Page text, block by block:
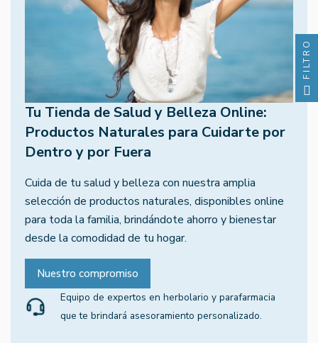
Tu Tienda de Salud y Belleza Online:
Productos Naturales para Cuidarte por
Dentro y por Fuera
Cuida de tu salud y belleza con nuestra amplia
selección de productos naturales, disponibles online
para toda la familia, brindándote ahorro y bienestar
desde la comodidad de tu hogar.
Nuestro compromiso
Equipo de expertos en herbolario y parafarmacia
que te brindará asesoramiento personalizado.
FILTRO